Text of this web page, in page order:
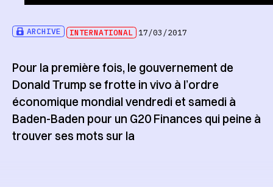
ARCHIVE INTERNATIONAL 17/03/2017
Pour la première fois, le gouvernement de
Donald Trump se frotte in vivo à l’ordre
économique mondial vendredi et samedi à
Baden-Baden pour un G20 Finances qui peine à
trouver ses mots sur la